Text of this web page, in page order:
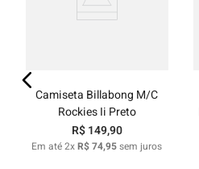
Camiseta Billabong M/C
Rockies Ii Preto
R$ 149,90
Em até2xR$74,95sem juros